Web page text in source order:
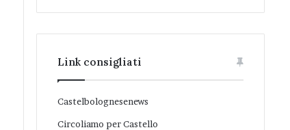
Link consigliati
Castelbolognesenews
Circoliamo per Castello